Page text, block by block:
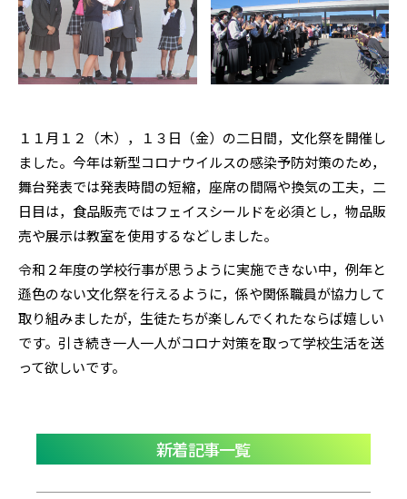
１１月１２（木），１３日（金）の二日間，文化祭を開催し
ました。今年は新型コロナウイルスの感染予防対策のため，
舞台発表では発表時間の短縮，座席の間隔や換気の工夫，二
日目は，食品販売ではフェイスシールドを必須とし，物品販
売や展示は教室を使用するなどしました。
令和２年度の学校行事が思うように実施できない中，例年と
遜色のない文化祭を行えるように，係や関係職員が協力して
取り組みましたが，生徒たちが楽しんでくれたならば嬉しい
です。引き続き一人一人がコロナ対策を取って学校生活を送
って欲しいです。
新着記事一覧